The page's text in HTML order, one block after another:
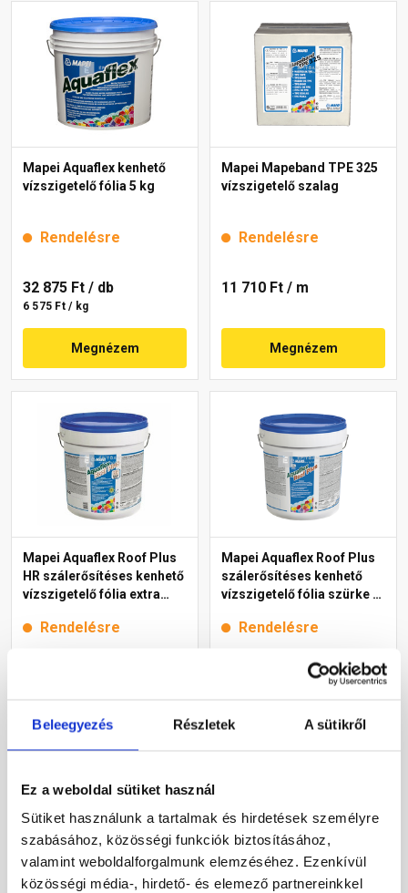
Beleegyezés Részletek A sütikről
Ez a weboldal sütiket használ
Sütiket használunk a tartalmak és hirdetések személyre
szabásához, közösségi funkciók biztosításához,
valamint weboldalforgalmunk elemzéséhez. Ezenkívül
közösségi média-, hirdető- és elemező partnereinkkel
Mapei Aquaflex kenhető
vízszigetelő fólia 5 kg
Rendelésre
32 875 Ft / db
6 575 Ft / kg
Megnézem
Mapei Mapeband TPE 325
vízszigetelő szalag
Rendelésre
11 710 Ft / m
Megnézem
Mapei Aquaflex Roof Plus
HR szálerősítéses kenhető
vízszigetelő fólia extra
Rendelésre
Mapei Aquaflex Roof Plus
szálerősítéses kenhető
vízszigetelő fólia szürke 5
Rendelésre
/ db